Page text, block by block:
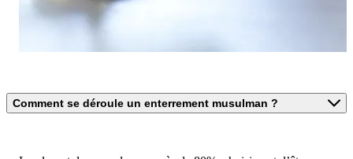
Comment se déroule un enterrement musulman ?